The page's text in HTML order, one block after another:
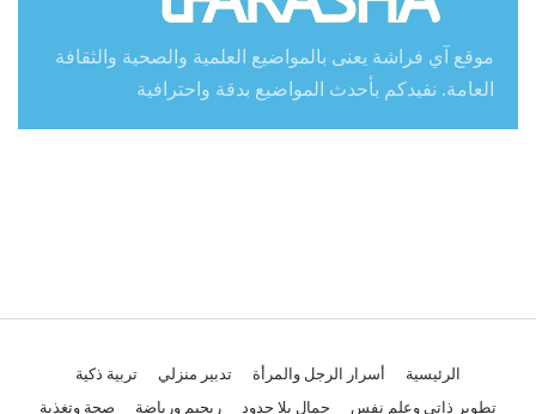
موقع آي فراشة يعنى بالمواضيع العلمية والصحية والثقافة
العامة. نفيدكم بأحدث المواضيع بدقة واحترافية
الرئيسية أسرار الرجل والمرأة تدبير منزلي
تربية ذكية
تطوير ذاتي وعلم نفس
جمال بلا حدود ريجيم ورياضة صحة وتغذية